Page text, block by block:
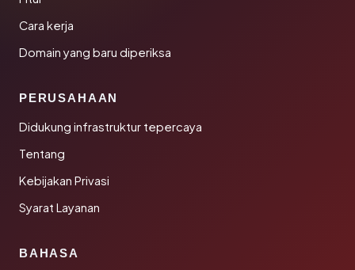
Cara kerja
Domain yang baru diperiksa
PERUSAHAAN
Didukung infrastruktur tepercaya
Tentang
Kebijakan Privasi
Syarat Layanan
BAHASA